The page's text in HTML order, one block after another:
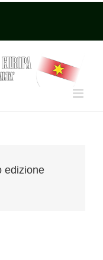
edizione